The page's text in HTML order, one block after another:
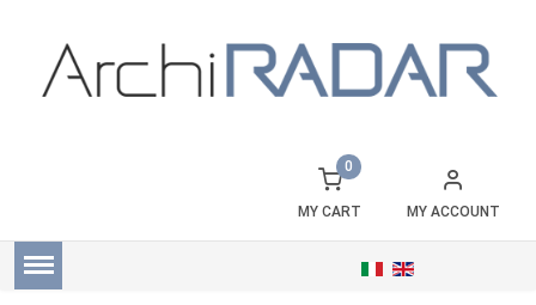
MY ACCOUNT
MY CART
0